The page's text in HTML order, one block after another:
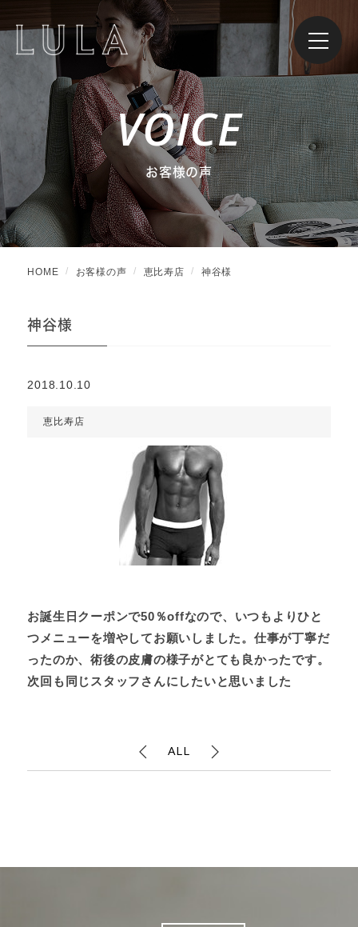
VOICE
お客様の声
HOME お客様の声 恵比寿店 神谷様
神谷様
2018.10.10
恵比寿店
お誕生日クーポンで50％offなので、いつもよりひと
つメニューを増やしてお願いしました。仕事が丁寧だ
ったのか、術後の皮膚の様子がとても良かったです。
次回も同じスタッフさんにしたいと思いました
ALL